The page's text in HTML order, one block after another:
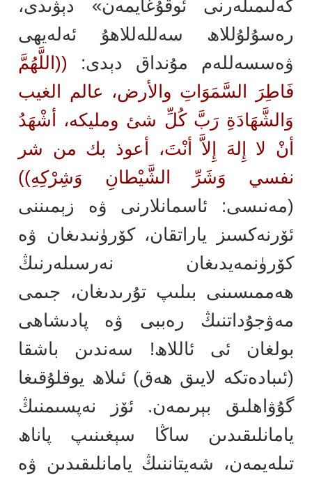
كەلىمىلەرنى ئوقۇغايمەن» دېۋىدى،
رەسۇلۇللاھ سەللەللاھۇ ئەلەيھى
ۋەسسەللەم مۇنداق دېدى: ((اللَّهُمَّ
فَاطِرَ السَّمَوَاتِ والأرض، عالم الغيب
وَالشَّهَادَةِ رَبَّ كُلِّ شئ ومليكه، أشْهَدُ
أنْ لا إِلهَ إِلاَّ أنْتَ، أعوذ بك من شر
نفسي وَشَرِّ الشَّيْطانِ وَشِرْكِهِ))
(مەنىسى: ئاسمانلارنى ۋە زېمىننى
ئۆرنەكسىز ياراتقان، كۆرۈنىدىغان ۋە
كۆرۈنمەيدىغان نەرسىلەرنىڭ
ھەممىسىنى بىلىپ تۇرىدىغان، جىمى
مەۋجۇداتنىڭ رەببى ۋە پادىشاھى
بولغان ئى ئاللاھ! سەندىن باشقا
(ئىبادەتكە لايىق ھەق) ئىلاھ يوقلۇقىغا
گۇۋاھلىق بېرىمەن. ئۆز نەپسىمنىڭ
يامانلىقىدىن ساڭا سېغىنىپ پاناھ
تىلەيمەن، شەيتاننىڭ يامانلىقىدىن ۋە